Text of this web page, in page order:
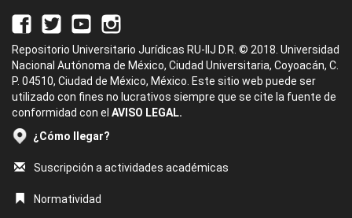
Repositorio Universitario Jurídicas RU-IIJ D.R. © 2018. Universidad
Nacional Autónoma de México, Ciudad Universitaria, Coyoacán, C.
P. 04510, Ciudad de México, México. Este sitio web puede ser
utilizado con fines no lucrativos siempre que se cite la fuente de
conformidad con el AVISO LEGAL.
¿Cómo llegar?
Suscripción a actividades académicas
Normatividad